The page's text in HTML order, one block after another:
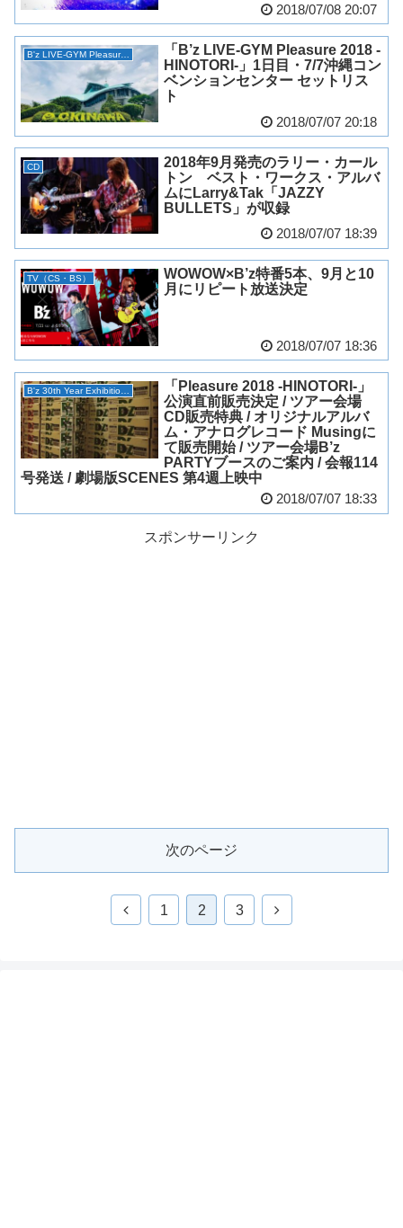
2018/07/08 20:07
B'z LIVE-GYM Pleasure 2018 -HINOTORI-
「B’z LIVE-GYM Pleasure 2018 -
HINOTORI-」1日目・7/7沖縄コン
ベンションセンター セットリス
ト
2018/07/07 20:18
CD
2018年9月発売のラリー・カール
トン ベスト・ワークス・アルバ
ムにLarry&Tak「JAZZY
BULLETS」が収録
2018/07/07 18:39
TV（CS・BS）
WOWOW×B’z特番5本、9月と10
月にリピート放送決定
2018/07/07 18:36
「Pleasure 2018 -HINOTORI-」
公演直前販売決定 / ツアー会場
CD販売特典 / オリジナルアルバ
ム・アナログレコード Musingに
て販売開始 / ツアー会場B’z
PARTYブースのご案内 / 会報114
号発送 / 劇場版SCENES 第4週上映中
2018/07/07 18:33
スポンサーリンク
次のページ
1 2 3